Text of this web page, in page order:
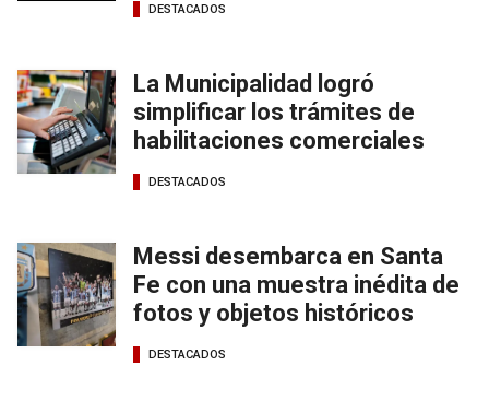
DESTACADOS
La Municipalidad logró
simplificar los trámites de
habilitaciones comerciales
DESTACADOS
Messi desembarca en Santa
Fe con una muestra inédita de
fotos y objetos históricos
DESTACADOS